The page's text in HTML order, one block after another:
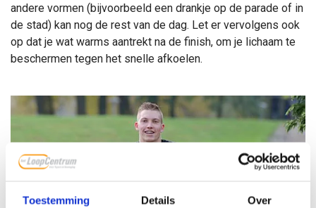
Toestemming Details Over
andere vormen (bijvoorbeeld een drankje op de parade of in
de stad) kan nog de rest van de dag. Let er vervolgens ook
op dat je wat warms aantrekt na de finish, om je lichaam te
beschermen tegen het snelle afkoelen.